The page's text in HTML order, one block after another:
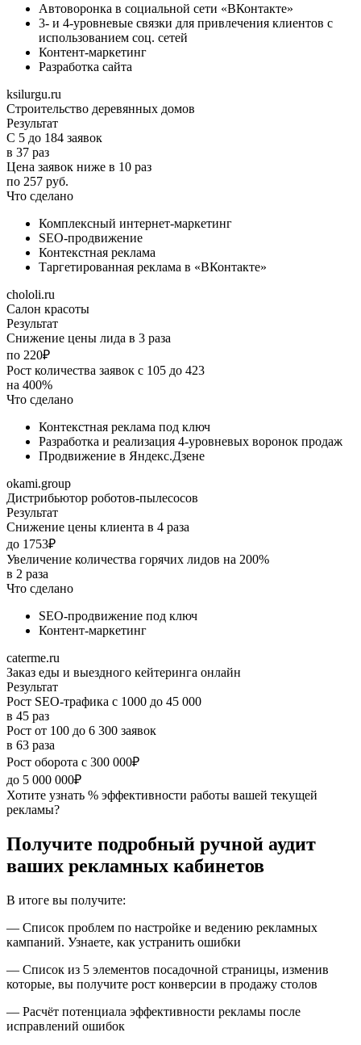
Автоворонка в социальной сети «ВКонтакте»
3- и 4-уровневые связки для привлечения клиентов с
использованием соц. сетей
Контент-маркетинг
Разработка сайта
ksilurgu.ru
Строительство деревянных домов
Результат
С 5 до 184 заявок
в 37 раз
Цена заявок ниже в 10 раз
по 257 руб.
Что сделано
Комплексный интернет-маркетинг
SEO-продвижение
Контекстная реклама
Таргетированная реклама в «ВКонтакте»
chololi.ru
Салон красоты
Результат
Снижение цены лида в 3 раза
по 220₽
Рост количества заявок с 105 до 423
на 400%
Что сделано
Контекстная реклама под ключ
Разработка и реализация 4-уровневых воронок продаж
Продвижение в Яндекс.Дзене
okami.group
Дистрибьютор роботов-пылесосов
Результат
Снижение цены клиента в 4 раза
до 1753₽
Увеличение количества горячих лидов на 200%
в 2 раза
Что сделано
SEO-продвижение под ключ
Контент-маркетинг
caterme.ru
Заказ еды и выездного кейтеринга онлайн
Результат
Рост SEO‑трафика с 1000 до 45 000
в 45 раз
Рост от 100 до 6 300 заявок
в 63 раза
Рост оборота с 300 000₽
до 5 000 000₽
Хотите узнать % эффективности работы вашей текущей
рекламы?
Получите подробный ручной аудит
ваших рекламных кабинетов
В итоге вы получите:
— Список проблем по настройке и ведению рекламных
кампаний. Узнаете, как устранить ошибки
— Список из 5 элементов посадочной страницы, изменив
которые, вы получите рост конверсии в продажу столов
— Расчёт потенциала эффективности рекламы после
исправлений ошибок